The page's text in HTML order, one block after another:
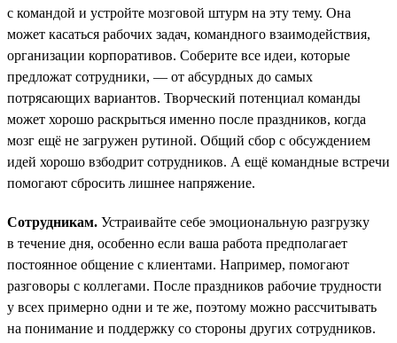
с командой и устройте мозговой штурм на эту тему. Она
может касаться рабочих задач, командного взаимодействия,
организации корпоративов. Соберите все идеи, которые
предложат сотрудники, — от абсурдных до самых
потрясающих вариантов. Творческий потенциал команды
может хорошо раскрыться именно после праздников, когда
мозг ещё не загружен рутиной. Общий сбор с обсуждением
идей хорошо взбодрит сотрудников. А ещё командные встречи
помогают сбросить лишнее напряжение.
Сотрудникам. Устраивайте себе эмоциональную разгрузку
в течение дня, особенно если ваша работа предполагает
постоянное общение с клиентами. Например, помогают
разговоры с коллегами. После праздников рабочие трудности
у всех примерно одни и те же, поэтому можно рассчитывать
на понимание и поддержку со стороны других сотрудников.